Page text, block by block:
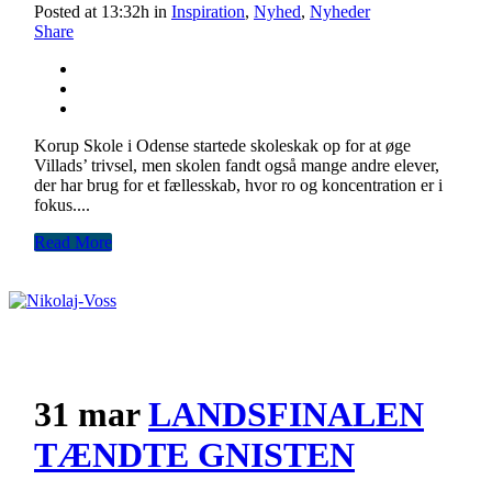
Posted at 13:32h in Inspiration, Nyhed, Nyheder
Share
Korup Skole i Odense startede skoleskak op for at øge
Villads’ trivsel, men skolen fandt også mange andre elever,
der har brug for et fællesskab, hvor ro og koncentration er i
fokus....
Read More
31 mar LANDSFINALEN
TÆNDTE GNISTEN